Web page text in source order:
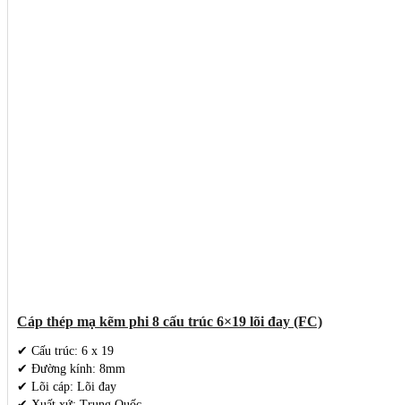
Cáp thép mạ kẽm phi 8 cấu trúc 6×19 lõi đay (FC)
✔ Cấu trúc: 6 x 19
✔ Đường kính: 8mm
✔ Lõi cáp: Lõi đay